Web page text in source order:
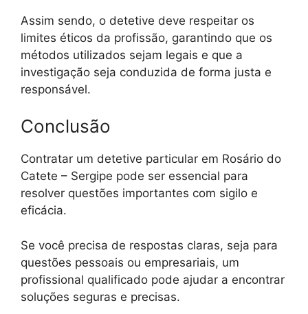
Assim sendo, o detetive deve respeitar os
limites éticos da profissão, garantindo que os
métodos utilizados sejam legais e que a
investigação seja conduzida de forma justa e
responsável.
Conclusão
Contratar um detetive particular em Rosário do
Catete – Sergipe pode ser essencial para
resolver questões importantes com sigilo e
eficácia.
Se você precisa de respostas claras, seja para
questões pessoais ou empresariais, um
profissional qualificado pode ajudar a encontrar
soluções seguras e precisas.